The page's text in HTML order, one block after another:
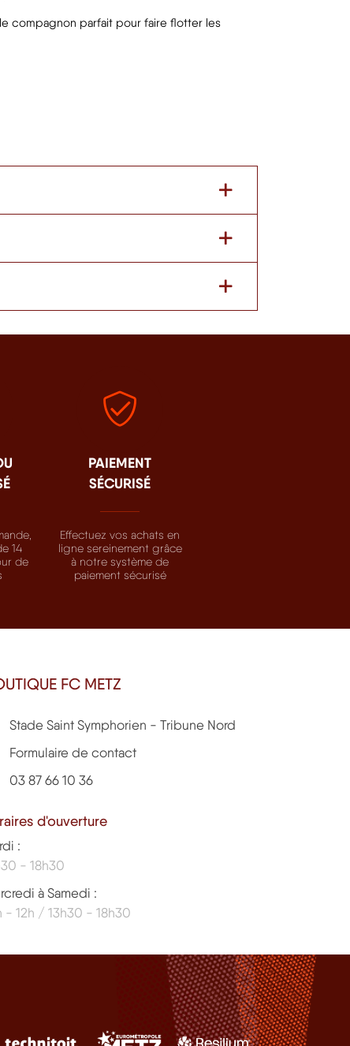
compagnon parfait pour faire flotter les
14
de
PAIEMENT
SÉCURISÉ
Effectuez vos achats en
ligne sereinement grâce
à notre système de
paiement sécurisé
FC METZ
Stade Saint Symphorien - Tribune Nord
Formulaire de contact
03 87 66 10 36
d'ouverture
:
- 18h30
à Samedi :
- 12h / 13h30 - 18h30